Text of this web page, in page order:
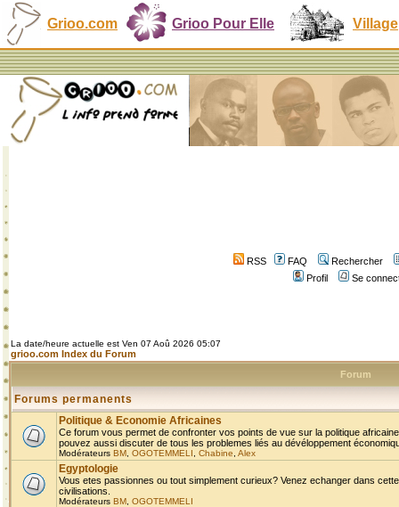
Grioo.com Grioo Pour Elle Village
RSS FAQ
Rechercher
Profil
Se
La date/heure actuelle est Ven 07 Aoû 2026 05:07
grioo.com Index du Forum
Forum
Forums permanents
Politique & Economie Africaines
Ce forum vous permet de confronter vos points de vue sur la politique
pouvez aussi discuter de tous les problemes liés au dévéloppement
Modérateurs BM OGOTEMMELI Chabine Alex
Egyptologie
Vous etes passionnes ou tout simplement curieux? Venez echanger dans
civilisations.
Modérateurs BM OGOTEMMELI